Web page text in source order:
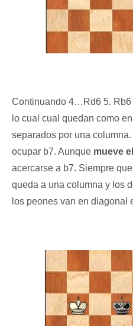
Continuando 4…Rd6 5. Rb6
lo cual cual quedan como
separados por una
ocupar b7. Aunque mueve
acercarse a b7. Siempre
queda a una columna y los
los peones van en diagonal